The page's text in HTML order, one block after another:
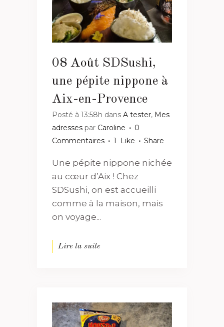
08 Août SDSushi,
une pépite nippone à
Aix-en-Provence
Posté à 13:58h dans A tester, Mes
adresses par Caroline
0
Commentaires
1 Like Share
Une pépite nippone nichée
au cœur d’Aix ! Chez
SDSushi, on est accueilli
comme à la maison, mais
on voyage...
Lire la suite